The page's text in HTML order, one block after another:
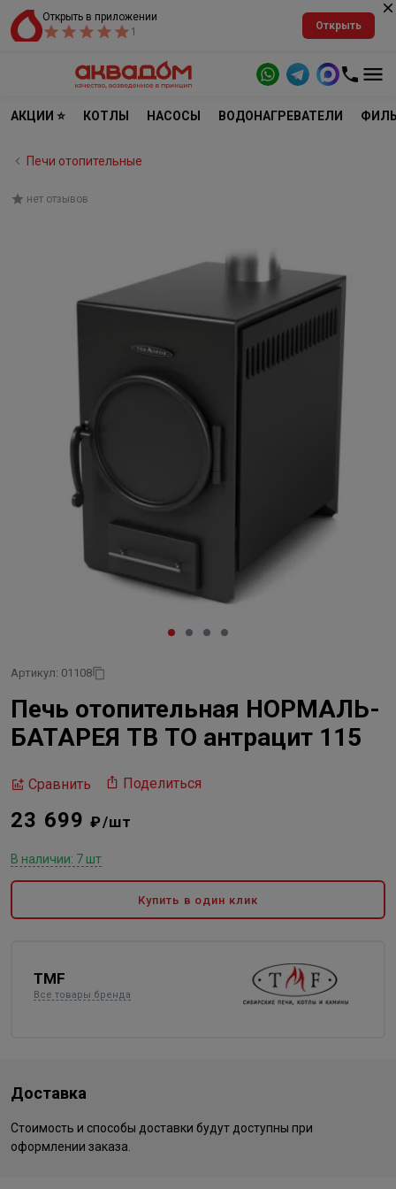
Открыть в приложении
1
Открыть
АКЦИИ ⭐ КОТЛЫ НАСОСЫ ВОДОНАГРЕВАТЕЛИ
Печи отопительные
нет отзывов
Артикул: 01108
Печь отопительная НОРМАЛЬ-
БАТАРЕЯ ТВ ТО антрацит 115
Сравнить Поделиться
23 699₽/шт
В наличии: 7 шт
Купить в один клик
TMF
Все товары бренда
Доставка
Стоимость и способы доставки будут доступны при
оформлении заказа.